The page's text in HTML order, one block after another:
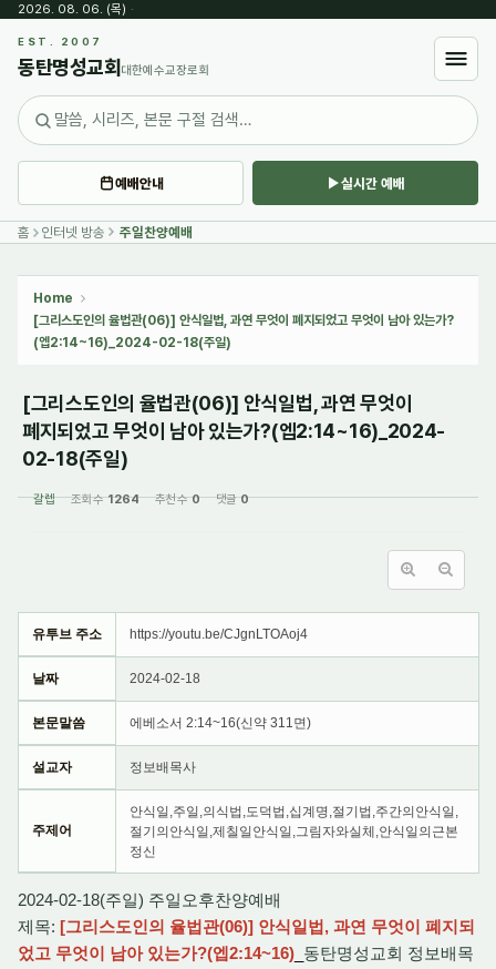
2026. 08. 06. (목) ·
EST. 2007
동탄명성교회 대한예수교장로회
예배안내 실시간 예배
홈 인터넷 방송 주일찬양예배
Home
[그리스도인의 율법관(06)] 안식일법, 과연 무엇이 폐지되었고 무엇이 남아 있는가?
(엡2:14~16)_2024-02-18(주일)
[그리스도인의 율법관(06)] 안식일법, 과연 무엇이
폐지되었고 무엇이 남아 있는가?(엡2:14~16)_2024-
02-18(주일)
갈렙 조회 수1264 추천 수0 댓글0
유투브 주소 https://youtu.be/CJgnLTOAoj4
날짜 2024-02-18
본문말씀 에베소서 2:14~16(신약 311면)
설교자 정보배목사
주제어
안식일,주일,의식법,도덕법,십계명,절기법,주간의안식일,
절기의안식일,제칠일안식일,그림자와실체,안식일의근본
정신
2024-02-18(주일) 주일오후찬양예배
제목: [그리스도인의 율법관(06)] 안식일법, 과연 무엇이 폐지되
었고 무엇이 남아 있는가?(엡2:14~16) 동탄명성교회 정보배목
Sketchbook5, 스케치북5
Sketchbook5, 스케치북5